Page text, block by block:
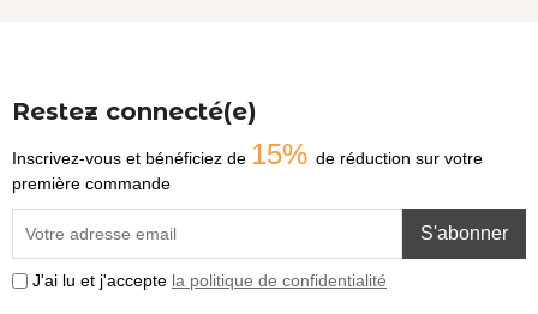
Restez connecté(e)
Inscrivez-vous et bénéficiez de 15% de réduction sur votre
première commande
S'abonner
J'ai lu et j'accepte la politique de confidentialité